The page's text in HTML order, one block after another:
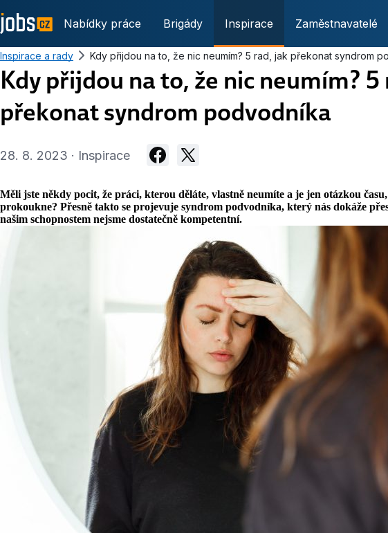
Nabídky práce Brigády Inspirace Zaměstnavatelé
Inspirace a rady Kdy přijdou na to, že nic neumím? 5 rad, jak překonat syndrom
Kdy přijdou na to, že nic neumím?
překonat syndrom podvodníka
28. 8. 2023 · Inspirace
Měli jste někdy pocit, že práci, kterou děláte, vlastně neumíte a je jen otázkou
prokoukne? Přesně takto se projevuje syndrom podvodníka, který nás dokáže
našim schopnostem nejsme dostatečně kompetentní.